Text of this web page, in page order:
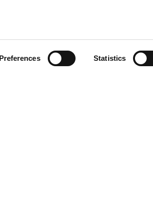
Preferences Statistics